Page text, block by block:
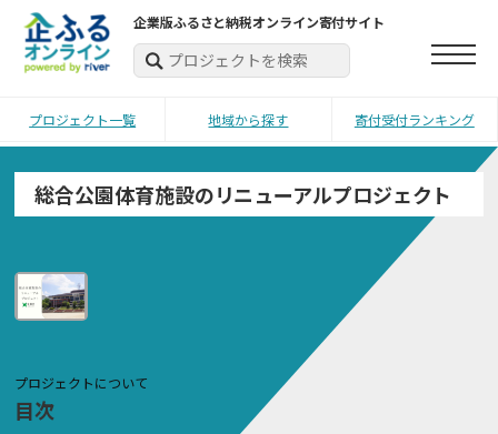
企業版ふるさと納税オンライン寄付サイト
プロジェクト一覧 地域から探す 寄付受付ランキング
総合公園体育施設のリニューアルプロジェクト
プロジェクトについて
目次